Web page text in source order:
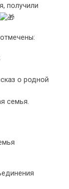
получили
о родной
семья.